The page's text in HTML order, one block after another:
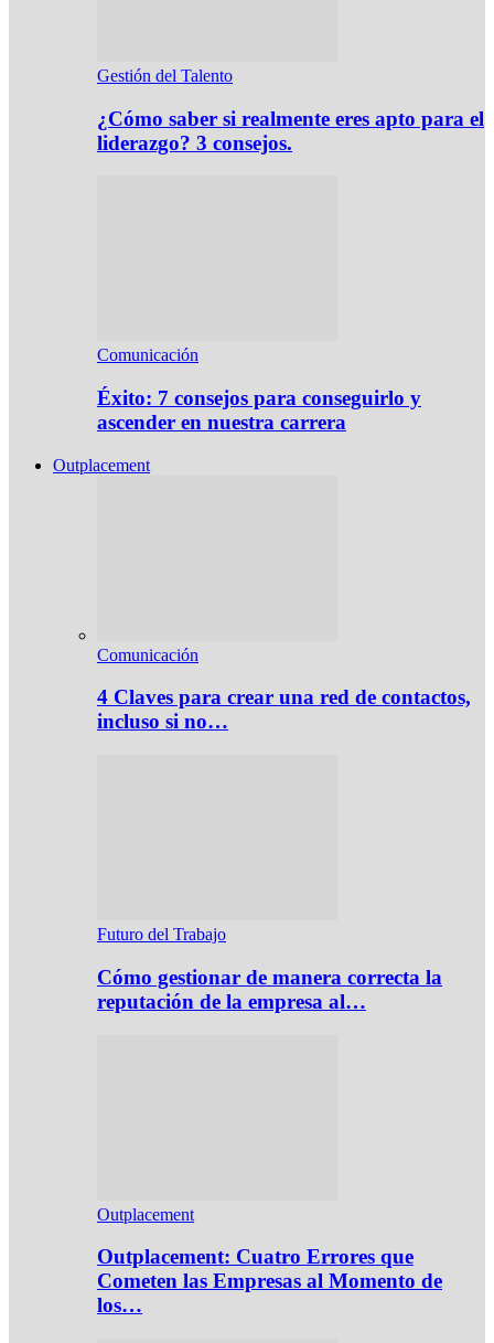
Gestión del Talento
¿Cómo saber si realmente eres apto para el
liderazgo? 3 consejos.
Comunicación
Éxito: 7 consejos para conseguirlo y
ascender en nuestra carrera
Outplacement
Comunicación
4 Claves para crear una red de contactos,
incluso si no…
Futuro del Trabajo
Cómo gestionar de manera correcta la
reputación de la empresa al…
Outplacement
Outplacement: Cuatro Errores que
Cometen las Empresas al Momento de
los…